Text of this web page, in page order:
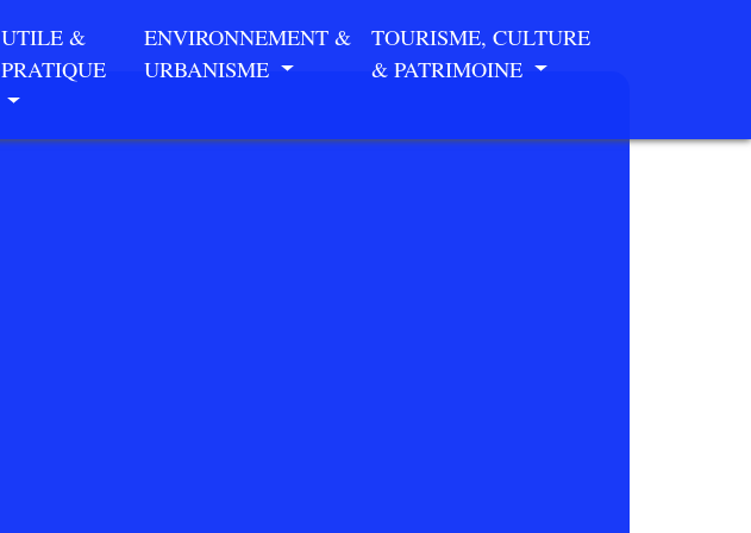
UTILE &
PRATIQUE
ENVIRONNEMENT &
URBANISME
TOURISME, CULTURE
& PATRIMOINE